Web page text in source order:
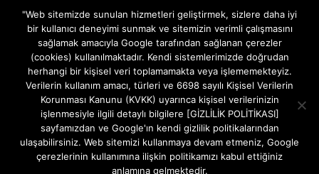
Gizlilik ve Çerezler (Cookies) Politikası
Hakkımızda
İletişim Kanalları
MODEM KURULUM
TEKNİK DESTEK
TELEVİZYON SİSTEMLERİ
"Web sitemizde sunulan hizmetleri geliştirmek, sizlere daha iyi
bir kullanıcı deneyimi sunmak ve sitemizin verimli çalışmasını
sağlamak amacıyla Google tarafından sağlanan çerezler
(cookies) kullanılmaktadır. Kendi sistemlerimizde doğrudan
herhangi bir kişisel veri toplamamakta veya işlememekteyiz.
Verilerin kullanım amacı, türleri ve 6698 sayılı Kişisel Verilerin
Korunması Kanunu (KVKK) uyarınca kişisel verilerinizin
işlenmesiyle ilgili detaylı bilgilere [GİZLİLİK POLİTİKASI]
sayfamızdan ve Google'ın kendi gizlilik politikalarından
ulaşabilirsiniz. Web sitemizi kullanmaya devam etmeniz, Google
çerezlerinin kullanımına ilişkin politikamızı kabul ettiğiniz
anlamına gelmektedir.